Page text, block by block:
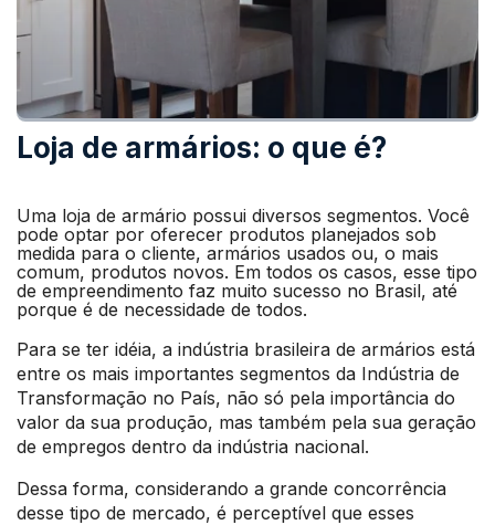
Loja de armários: o que é?
Uma loja de armário possui diversos segmentos. Você
pode optar por oferecer produtos planejados sob
medida para o cliente, armários usados ou, o mais
comum, produtos novos. Em todos os casos, esse tipo
de empreendimento faz muito sucesso no Brasil, até
porque é de necessidade de todos.
Para se ter idéia, a indústria brasileira de armários está
entre os mais importantes segmentos da Indústria de
Transformação no País, não só pela importância do
valor da sua produção, mas também pela sua geração
de empregos dentro da indústria nacional.
Dessa forma, considerando a grande concorrência
desse tipo de mercado, é perceptível que esses